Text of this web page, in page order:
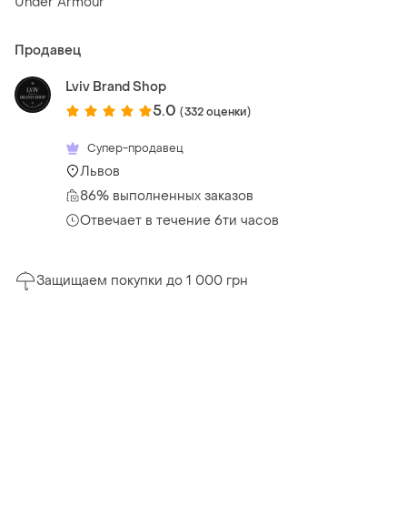
Продавец
Lviv Brand Shop
5.0 (332 оценки)
Супер-продавец
Львов
86% выполненных заказов
Отвечает в течение 6ти часов
Защищаем покупки до 1 000 грн